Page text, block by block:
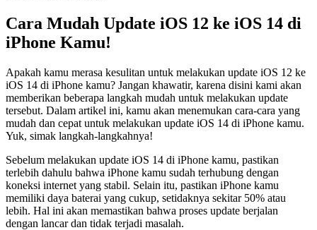
Cara Mudah Update iOS 12 ke iOS 14 di
iPhone Kamu!
Apakah kamu merasa kesulitan untuk melakukan update iOS 12 ke
iOS 14 di iPhone kamu? Jangan khawatir, karena disini kami akan
memberikan beberapa langkah mudah untuk melakukan update
tersebut. Dalam artikel ini, kamu akan menemukan cara-cara yang
mudah dan cepat untuk melakukan update iOS 14 di iPhone kamu.
Yuk, simak langkah-langkahnya!
Sebelum melakukan update iOS 14 di iPhone kamu, pastikan
terlebih dahulu bahwa iPhone kamu sudah terhubung dengan
koneksi internet yang stabil. Selain itu, pastikan iPhone kamu
memiliki daya baterai yang cukup, setidaknya sekitar 50% atau
lebih. Hal ini akan memastikan bahwa proses update berjalan
dengan lancar dan tidak terjadi masalah.